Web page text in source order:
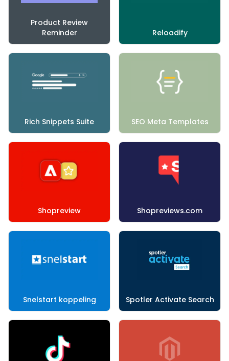
Product Review
Reminder
Reloadify
Rich Snippets Suite SEO Meta Templates
Shopreview Shopreviews.com
Snelstart koppeling Spotler Activate Search